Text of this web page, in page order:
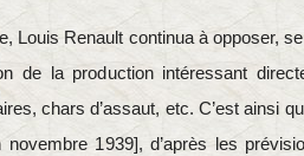
Louis Renault continua à opposer,
de la production intéressant
chars d’assaut, etc. C’est ainsi
1939], d’après les